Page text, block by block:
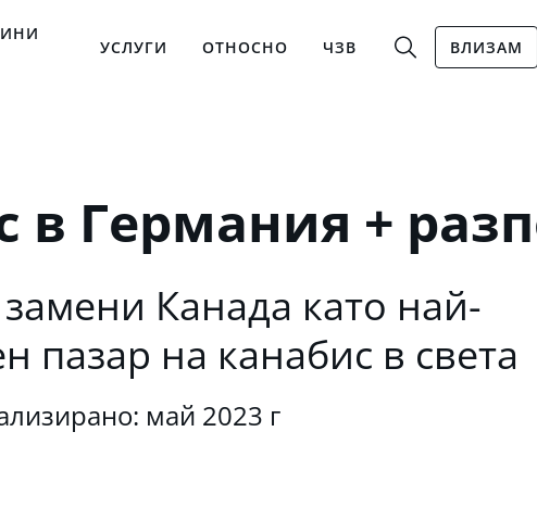
УСЛУГИ ОТНОСНО ЧЗВ ВЛИЗАМ
в Германия +
Канада като най-
пазар на канабис в света
май 2023 г